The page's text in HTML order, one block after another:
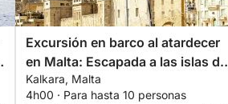
Excursión en barco al atardecer
en Malta: Escapada a las islas de
San Pablo.
Kalkara, Malta
4h00 · Para hasta 10 personas